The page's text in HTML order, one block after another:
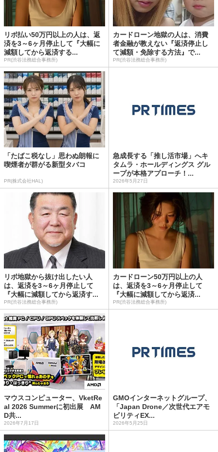
リボ払い50万円以上の人は、返
済を3～6ヶ月停止して『大幅に
減額してから返済する...
PR(渋谷法務総合事務所)
カードローン地獄の人は、消費
者金融が教えない『返済停止し
て減額・免除する方法』で...
PR(渋谷法務総合事務所)
「たばこ税なし」思わぬ朗報に
喫煙者が群がる新型タバコ
PR(株式会社HAL)
急成長する「推し活市場」へキ
タムラ・ホールディングス グル
ープが本格アプローチ！...
2026年5月27日
リボ地獄から抜け出したい人
は、返済を3～6ヶ月停止して
『大幅に減額してから返済す...
PR(渋谷法務総合事務所)
カードローン50万円以上の人
は、返済を3～6ヶ月停止して
『大幅に減額してから返済...
PR(渋谷法務総合事務所)
マウスコンピューター、VketRe
al 2026 Summerに初出展 AM
D共...
2026年7月17日
GMOインターネットグループ、
「Japan Drone／次世代エアモ
ビリティEX...
2026年5月25日